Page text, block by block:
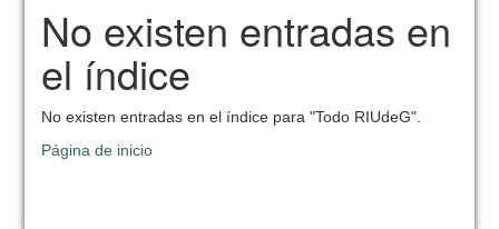
No existen entradas en
el índice
No existen entradas en el índice para "Todo RIUdeG".
Página de inicio